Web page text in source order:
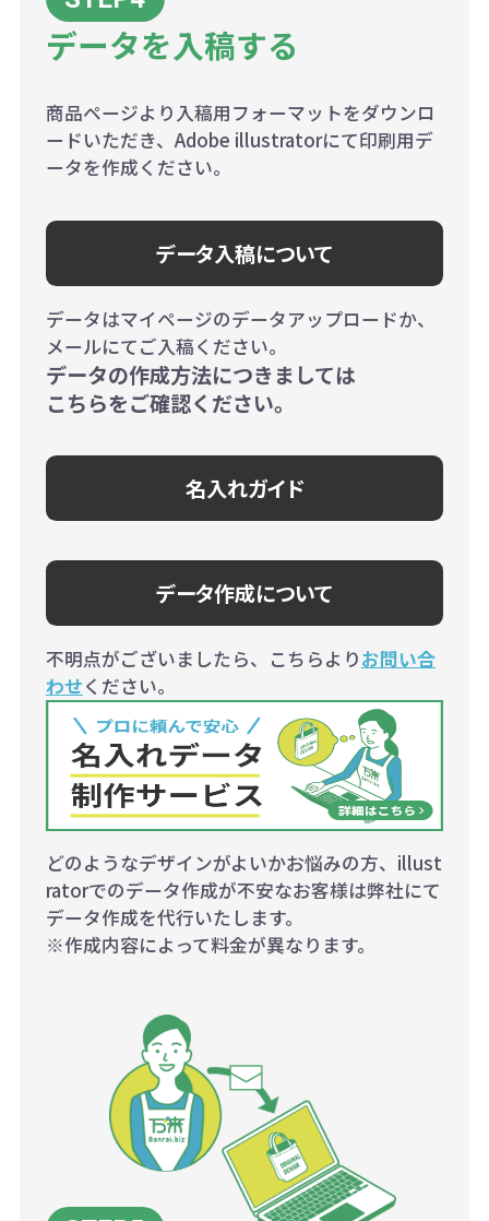
データを入稿する
商品ページより入稿用フォーマットをダウンロ
ードいただき、Adobe illustratorにて印刷用デ
ータを作成ください。
データ入稿について
データはマイページのデータアップロードか、
メールにてご入稿ください。
データの作成方法につきましては
こちらをご確認ください。
名入れガイド
データ作成について
不明点がございましたら、こちらよりお問い合
わせください。
どのようなデザインがよいかお悩みの方、illust
ratorでのデータ作成が不安なお客様は弊社にて
データ作成を代行いたします。
※作成内容によって料金が異なります。